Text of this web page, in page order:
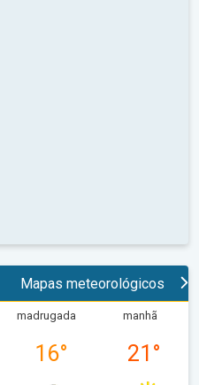
Mapas meteorológicos
madrugada
16°
manhã
21 °